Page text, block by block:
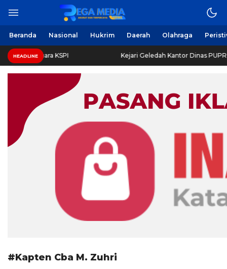
Regamedianews.com
Berita Harian Online
Beranda Nasional Hukrim Daerah Olahraga
HEADLINE
Peraih Juara KSPI Kejari Geledah Kantor Dinas PUPR
#Kapten Cba M. Zuhri